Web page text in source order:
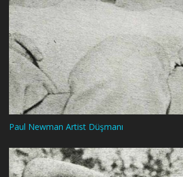
Paul Newman Artist Düşmanı